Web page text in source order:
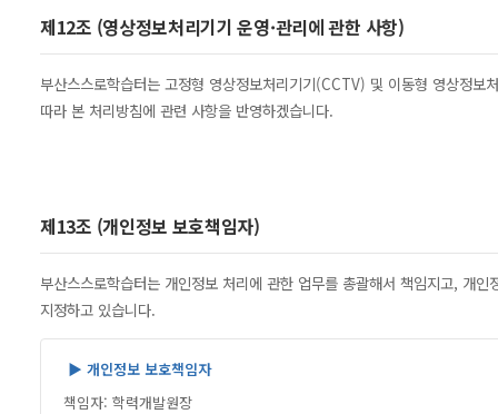
제12조 (영상정보처리기기 운영·관리에 관한 사항)
부산스스로학습터는 고정형 영상정보처리기기(CCTV) 및 이동형 영상정
따라 본 처리방침에 관련 사항을 반영하겠습니다.
제13조 (개인정보 보호책임자)
부산스스로학습터는 개인정보 처리에 관한 업무를 총괄해서 책임지고, 개
지정하고 있습니다.
▶ 개인정보 보호책임자
책임자: 학력개발원장